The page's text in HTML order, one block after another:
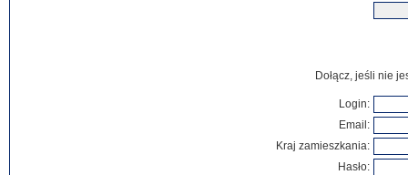
Dołącz, jeśli nie
Login:
Email:
Kraj zamieszkania:
Hasło: